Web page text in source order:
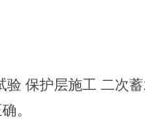
保护层施工 二次蓄
。